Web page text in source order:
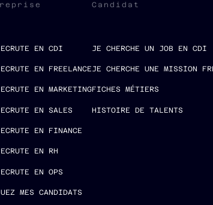
EN CDI
EN FREELANCE
EN MARKETING
EN SALES
EN FINANCE
EN RH
EN OPS
MES CANDIDATS
Candidat
JE CHERCHE UN JOB EN CDI
JE CHERCHE UNE MISSION
FICHES MÉTIERS
HISTOIRE DE TALENTS